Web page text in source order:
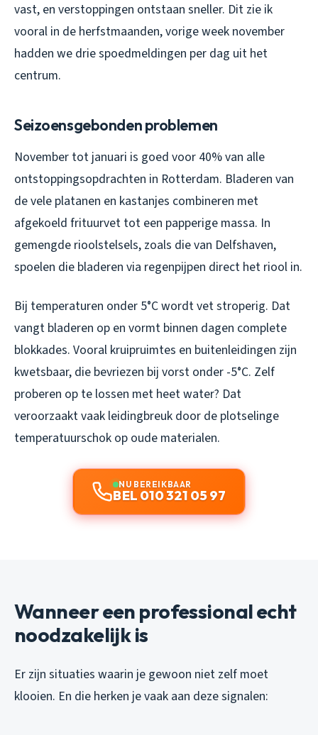
vast, en verstoppingen ontstaan sneller. Dit zie ik
vooral in de herfstmaanden, vorige week november
hadden we drie spoedmeldingen per dag uit het
centrum.
Seizoensgebonden problemen
November tot januari is goed voor 40% van alle
ontstoppingsopdrachten in Rotterdam. Bladeren van
de vele platanen en kastanjes combineren met
afgekoeld frituurvet tot een papperige massa. In
gemengde rioolstelsels, zoals die van Delfshaven,
spoelen die bladeren via regenpijpen direct het riool in.
Bij temperaturen onder 5°C wordt vet stroperig. Dat
vangt bladeren op en vormt binnen dagen complete
blokkades. Vooral kruipruimtes en buitenleidingen zijn
kwetsbaar, die bevriezen bij vorst onder -5°C. Zelf
proberen op te lossen met heet water? Dat
veroorzaakt vaak leidingbreuk door de plotselinge
temperatuurschok op oude materialen.
NU BEREIKBAAR
BEL 010 321 05 97
Wanneer een professional echt
noodzakelijk is
Er zijn situaties waarin je gewoon niet zelf moet
klooien. En die herken je vaak aan deze signalen: